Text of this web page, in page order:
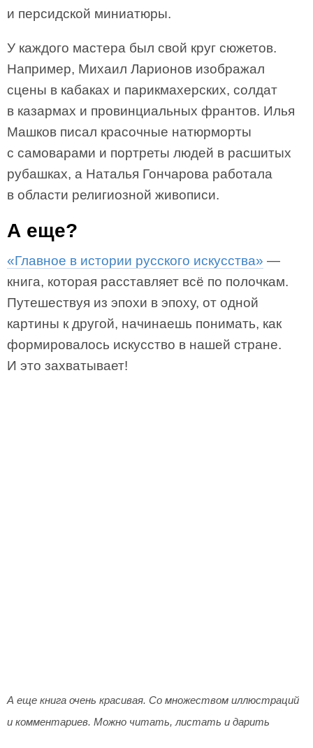
и персидской миниатюры.
У каждого мастера был свой круг сюжетов.
Например, Михаил Ларионов изображал
сцены в кабаках и парикмахерских, солдат
в казармах и провинциальных франтов. Илья
Машков писал красочные натюрморты
с самоварами и портреты людей в расшитых
рубашках, а Наталья Гончарова работала
в области религиозной живописи.
А еще?
«Главное в истории русского искусства» —
книга, которая расставляет всё по полочкам.
Путешествуя из эпохи в эпоху, от одной
картины к другой, начинаешь понимать, как
формировалось искусство в нашей стране.
И это захватывает!
А еще книга очень красивая. Со множеством иллюстраций
и комментариев. Можно читать, листать и дарить